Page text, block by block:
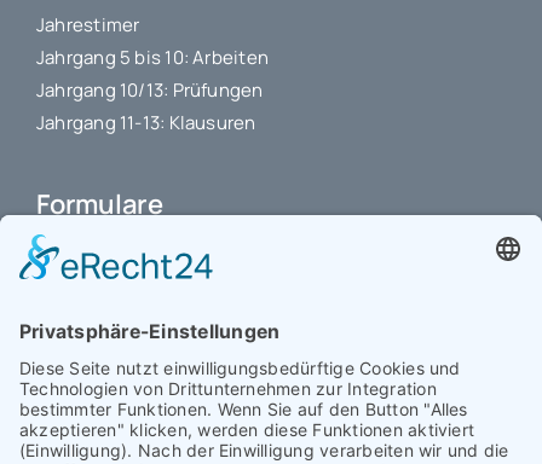
Jahrestimer
Jahrgang 5 bis 10: Arbeiten
Jahrgang 10/13: Prüfungen
Jahrgang 11-13: Klausuren
Formulare
Schulbuchkauf Schuljahr 2026-2027
Antrag auf Erstattung von Auslagen
Interner L-S-Beschwerdezettel
Antrag auf Freistellung vom Unterricht
Antrag für selbstständigen Heimweg bei Unwohlsein
(ab Jg. 9)